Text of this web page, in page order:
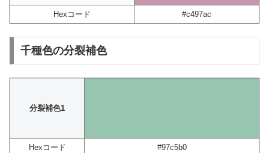
Hexコード #c497ac
千種色の分裂補色
分裂補色1
Hexコード #97c5b0